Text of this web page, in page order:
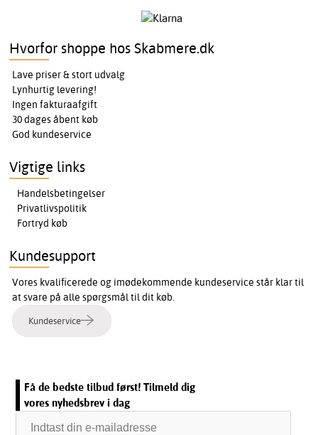
Hvorfor shoppe hos Skabmere.dk
Lave priser & stort udvalg
Lynhurtig levering!
Ingen fakturaafgift
30 dages åbent køb
God kundeservice
Vigtige links
Handelsbetingelser
Privatlivspolitik
Fortryd køb
Kundesupport
Vores kvalificerede og imødekommende kundeservice står klar til
at svare på alle spørgsmål til dit køb.
Kundeservice
Få de bedste tilbud først! Tilmeld dig
vores nyhedsbrev i dag